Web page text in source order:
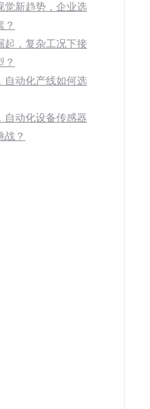
觉新趋势，企业选
？
起，复杂工况下接
？
自动化产线如何选
自动化设备传感器
战？